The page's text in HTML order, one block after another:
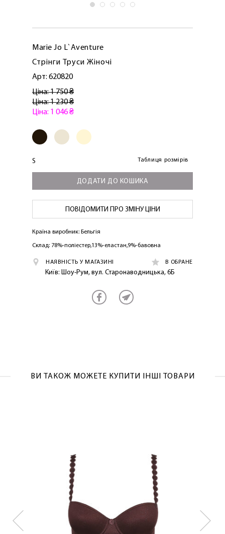
Marie Jo L`Aventure
Стрінги Труси Жіночі
Арт: 620820
Ціна: 1 750 ₴
Ціна: 1 230 ₴
Ціна: 1 046 ₴
S Таблиця розмірів
ДОДАТИ ДО КОШИКА
ПОВІДОМИТИ ПРО ЗМІНУ ЦІНИ
Країна виробник: Бельгія
Склад: 78%-поліестер,13%-еластан,9%-бавовна
НАЯВНІСТЬ У МАГАЗИНІ В ОБРАНЕ
Київ: Шоу-Рум, вул. Старонаводницька, 6Б
ВИ ТАКОЖ МОЖЕТЕ КУПИТИ ІНШІ ТОВАРИ
ОТРИМАТИ!